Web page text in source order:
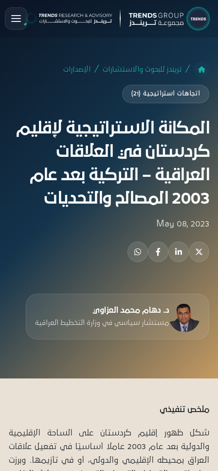
تريندز للبحوث والاستشارات الإصدارات
اتجاهات استراتيجية (21)
المكانة الاستراتيجية لإقليم
كردستان في العلاقات
العراقية – التركية بعد عام
2003 المصالح والتحديات
May 08, 2023
د. دهام محمد العزاوي
مستشار سياسي في وزارة التخطيط العراقية
ملخص تنفيذي
شكل ظهور إقليم كردستان على الساحة الإقليمية
والدولية بعد عام 2003 عاملا أساسيًا في تفعيل علاقات
العراق بمحيطه الإقليمي والدولي، أو في تأزيمها. وبرزت